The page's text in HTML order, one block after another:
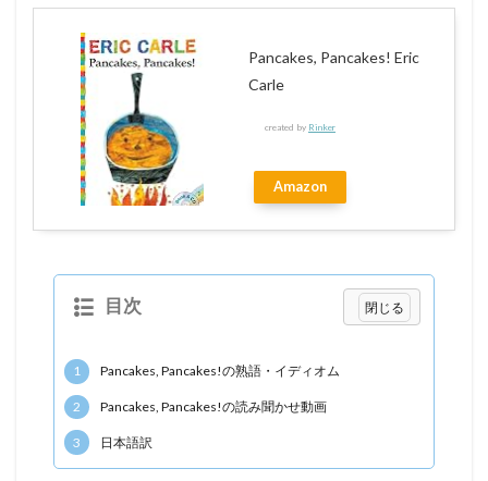
Pancakes, Pancakes! Eric
Carle
created by Rinker
Amazon
目次
1 Pancakes, Pancakes!の熟語・イディオム
2 Pancakes, Pancakes!の読み聞かせ動画
3 日本語訳